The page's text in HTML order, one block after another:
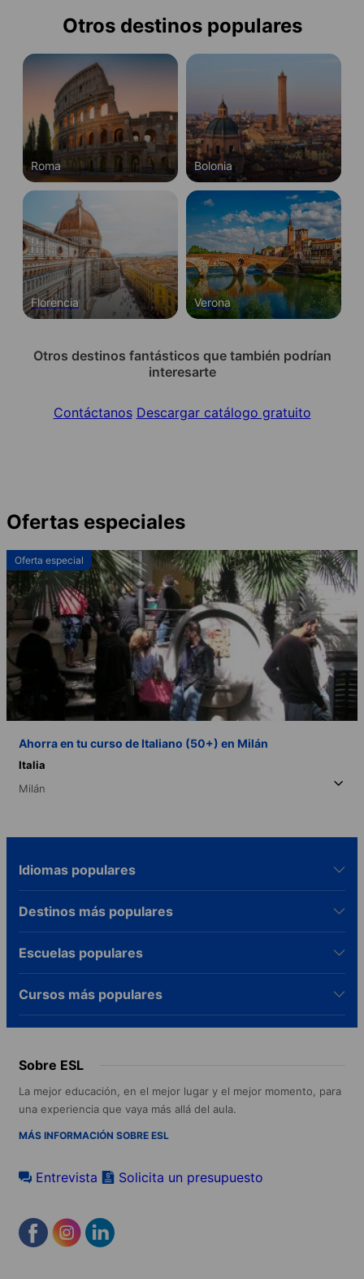
Otros destinos populares
Roma Bolonia
Florencia Verona
Otros destinos fantásticos que también podrían
interesarte
Contáctanos Descargar catálogo gratuito
Ofertas especiales
Oferta especial
Ahorra en tu curso de Italiano (50+) en Milán
Italia
Milán
Idiomas populares
Destinos más populares
Escuelas populares
Cursos más populares
Sobre ESL
La mejor educación, en el mejor lugar y el mejor momento, para
una experiencia que vaya más allá del aula.
MÁS INFORMACIÓN SOBRE ESL
Entrevista Solicita un presupuesto